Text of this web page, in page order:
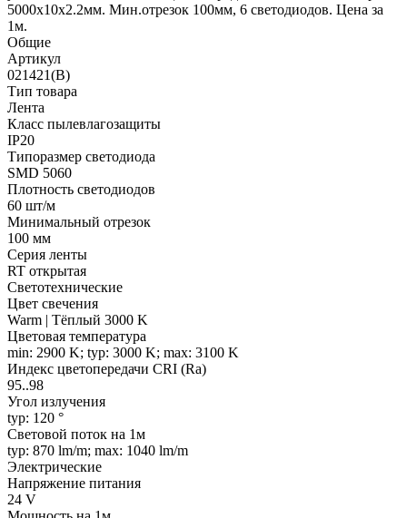
5000х10x2.2мм. Мин.отрезок 100мм, 6 светодиодов. Цена за
1м.
Общие
Артикул
021421(B)
Тип товара
Лента
Класс пылевлагозащиты
IP20
Типоразмер светодиода
SMD 5060
Плотность светодиодов
60 шт/м
Минимальный отрезок
100 мм
Серия ленты
RT открытая
Светотехнические
Цвет свечения
Warm | Тёплый 3000 K
Цветовая температура
min: 2900 K; typ: 3000 K; max: 3100 K
Индекс цветопередачи CRI (Ra)
95..98
Угол излучения
typ: 120 °
Световой поток на 1м
typ: 870 lm/m; max: 1040 lm/m
Электрические
Напряжение питания
24 V